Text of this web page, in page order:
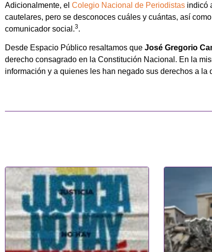
Adicionalmente, el Colegio Nacional de Periodistas indicó
cautelares, pero se desconoces cuáles y cuántas, así
comunicador social.3.
Desde Espacio Público resaltamos que José Gregorio
derecho consagrado en la Constitución Nacional. En la
información y a quienes les han negado sus derechos a la